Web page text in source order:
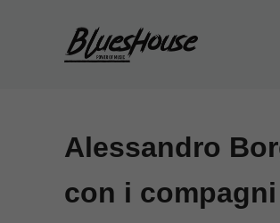
Alessandro
con i